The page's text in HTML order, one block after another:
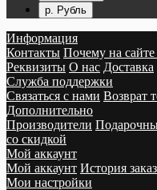
р. Рубль
Информация
Контакты Почему на сайте
Реквизиты О нас Доставка
Служба поддержки
Связаться с нами Возврат
Дополнительно
Производители
со скидкой
Мой аккаунт
Мой аккаунт История
Мои настройки